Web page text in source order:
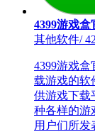
4399游戏
其他软件/
4399游戏
载游戏的软
供游戏下载
种各样的游
用户们所发